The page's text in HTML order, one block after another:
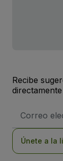
Recibe
de
Únete a la